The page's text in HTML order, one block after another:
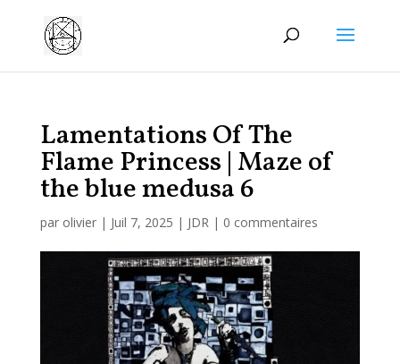
Lamentations Of The
Flame Princess | Maze of
the blue medusa 6
par olivier| Juil 7, 2025 | JDR| 0 commentaires